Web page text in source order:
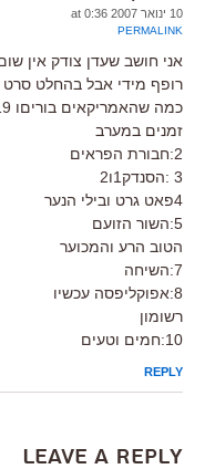
10 ינואר 2007 at 0:36
PERMALINK
רופף מידי אבל בהחלט
זמנים במערב
2:חבורת הפראים
3 :הסנדק1ו2
4פאט גרט ובילי הנער
5:השור הזועם
הטוב הרע והמכוער
7:השיחה
8:אפוקליפסה עכשיו
רשומון
10:חמים וטעים
REPLY
Leave a Reply